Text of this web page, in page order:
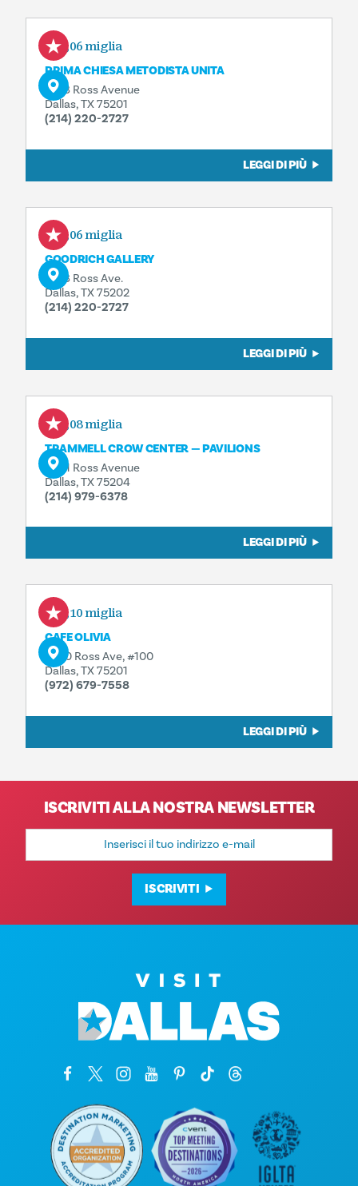
0,06 miglia
PRIMA CHIESA METODISTA UNITA
1928 Ross Avenue
Dallas, TX 75201
(214) 220-2727
LEGGI DI PIÙ
0,06 miglia
GOODRICH GALLERY
1928 Ross Ave.
Dallas, TX 75202
(214) 220-2727
LEGGI DI PIÙ
0,08 miglia
TRAMMELL CROW CENTER — PAVILIONS
2001 Ross Avenue
Dallas, TX 75204
(214) 979-6378
LEGGI DI PIÙ
0,10 miglia
CAFE OLIVIA
2200 Ross Ave, #100
Dallas, TX 75201
(972) 679-7558
LEGGI DI PIÙ
ISCRIVITI ALLA NOSTRA NEWSLETTER
Indirizzo
mail
ISCRIVITI